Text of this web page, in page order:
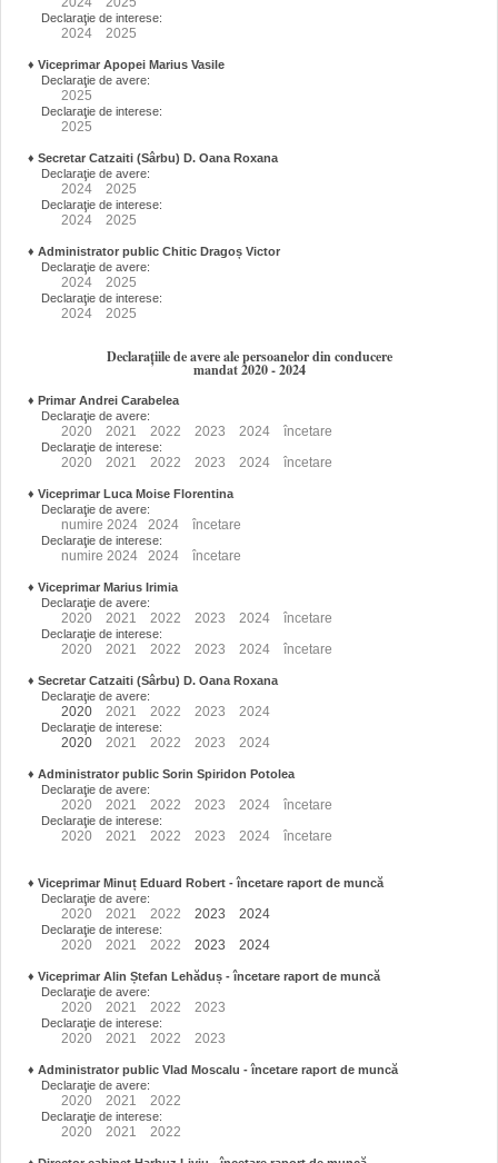
Declaraţie de interese:
2024 2025
♦ Viceprimar Apopei Marius Vasile
Declaraţie de avere:
2025
Declaraţie de interese:
2025
♦ Secretar Catzaiti (Sârbu) D. Oana Roxana
Declaraţie de avere:
2024 2025
Declaraţie de interese:
2024 2025
♦ Administrator public Chitic Dragoș Victor
Declaraţie de avere:
2024 2025
Declaraţie de interese:
2024 2025
Declarațiile de avere ale persoanelor din conducere
mandat 2020 - 2024
♦ Primar Andrei Carabelea
Declaraţie de avere:
2020 2021 2022 2023 2024 încetare
Declaraţie de interese:
2020 2021 2022 2023 2024 încetare
♦ Viceprimar Luca Moise Florentina
Declaraţie de avere:
numire 2024 2024 încetare
Declaraţie de interese:
numire 2024 2024 încetare
♦ Viceprimar Marius Irimia
Declaraţie de avere:
2020 2021 2022 2023 2024 încetare
Declaraţie de interese:
2020 2021 2022 2023 2024 încetare
♦ Secretar Catzaiti (Sârbu) D. Oana Roxana
Declaraţie de avere:
2020 2021 2022 2023 2024
Declaraţie de interese:
2020 2021 2022 2023 2024
♦ Administrator public Sorin Spiridon Potolea
Declaraţie de avere:
2020 2021 2022 2023 2024 încetare
Declaraţie de interese:
2020 2021 2022 2023 2024 încetare
♦ Viceprimar Minuț Eduard Robert - încetare raport de muncă
Declaraţie de avere:
2020 2021 2022 2023 2024
Declaraţie de interese:
2020 2021 2022 2023 2024
♦ Viceprimar Alin Ștefan Lehăduș - încetare raport de muncă
Declaraţie de avere:
2020 2021 2022 2023
Declaraţie de interese:
2020 2021 2022 2023
♦ Administrator public Vlad Moscalu - încetare raport de muncă
Declaraţie de avere:
2020 2021 2022
Declaraţie de interese:
2020 2021 2022